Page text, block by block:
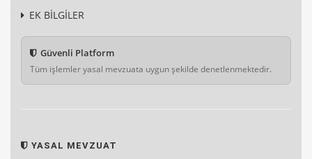
EK BİLGİLER
Güvenli Platform
Tüm işlemler yasal mevzuata uygun şekilde denetlenmektedir.
YASAL MEVZUAT